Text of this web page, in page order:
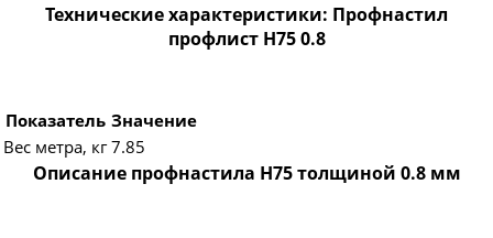
Технические характеристики: Профнастил
профлист Н75 0.8
Показатель Значение
Вес метра, кг 7.85
Описание профнастила Н75 толщиной 0.8 мм